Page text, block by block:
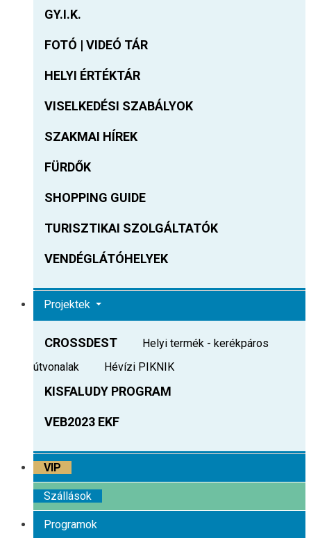
GY.I.K.
FOTÓ | VIDEÓ TÁR
HELYI ÉRTÉKTÁR
VISELKEDÉSI SZABÁLYOK
SZAKMAI HÍREK
FÜRDŐK
SHOPPING GUIDE
TURISZTIKAI SZOLGÁLTATÓK
VENDÉGLÁTÓHELYEK
Projektek
CROSSDEST
Helyi termék - kerékpáros
útvonalak
Hévízi PIKNIK
KISFALUDY PROGRAM
VEB2023 EKF
VIP
Szállások
Programok